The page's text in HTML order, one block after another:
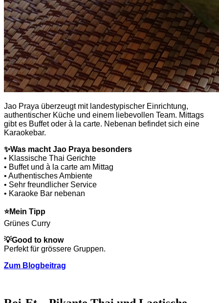
Jao Praya überzeugt mit landestypischer Einrichtung,
authentischer Küche und einem liebevollen Team. Mittags
gibt es Buffet oder à la carte. Nebenan befindet sich eine
Karaokebar.
✨Was macht Jao Praya besonders
• Klassische Thai Gerichte
• Buffet und à la carte am Mittag
• Authentisches Ambiente
• Sehr freundlicher Service
• Karaoke Bar nebenan
⭐Mein Tipp
Grünes Curry
💡Good to know
Perfekt für grössere Gruppen.
Zum Blogbeitrag